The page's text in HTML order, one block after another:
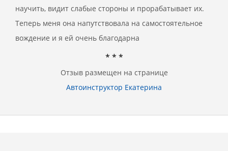
научить, видит слабые стороны и прорабатывает их.
Теперь меня она напутствовала на самостоятельное
вождение и я ей очень благодарна
* * *
Отзыв размещен на странице
Автоинструктор Екатерина